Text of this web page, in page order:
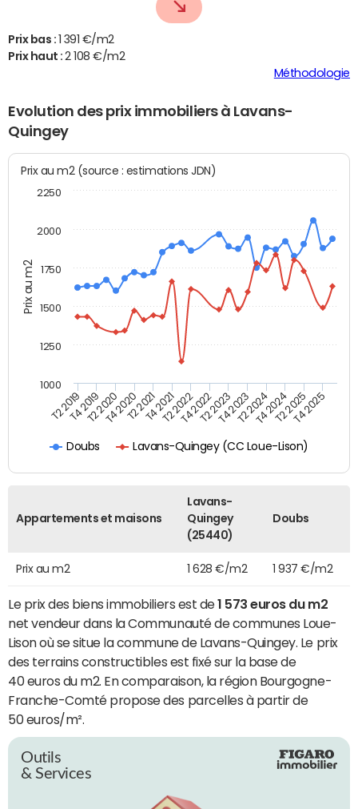
Prix bas :
1 391 €/m2
Prix haut :2 108 €/m2
Méthodologie
Evolution des prix immobiliers à Lavans-
Quingey
Prix au m2
Prix au m2 (source : estimations JDN)
Doubs Lavans-Quingey (CC Loue-Lison)
T2 2019T4 2019T2 2020T4 2020T2 2021T4 2021T2 2022T4 2022T2 2023T4 2023T2 2024T4 2024T2 2025T4 2025
1000
1250
1500
1750
2000
2250
Appartements et maisons
Lavans-
Quingey
(25440)
Doubs
Prix au m2 1 628 €/m2 1 937 €/m2
Le prix des biens immobiliers est de1 573 euros du m2
net vendeur dans la Communauté de communes Loue-
Lison où se situe la commune de Lavans-Quingey. Le prix
des terrains constructibles est fixé sur la base de
40 euros du m2. En comparaison, la région Bourgogne-
Franche-Comté propose des parcelles à partir de
50 euros/m².
Outils
& Services